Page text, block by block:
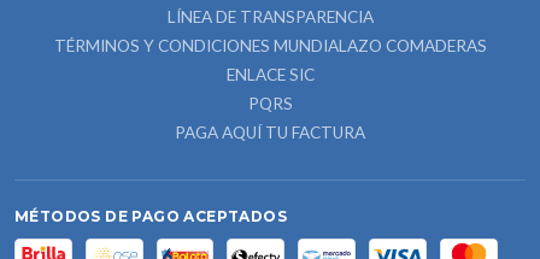
LÍNEA DE TRANSPARENCIA
TÉRMINOS Y CONDICIONES MUNDIALAZO COMADERAS
ENLACE SIC
PQRS
PAGA AQUÍ TU FACTURA
MÉTODOS DE PAGO ACEPTADOS